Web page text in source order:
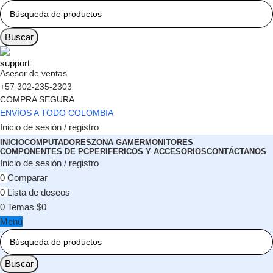
Buscar
Asesor de ventas
+57 302-235-2303
COMPRA SEGURA
ENVÍOS A TODO COLOMBIA
Inicio de sesión / registro
INICIOCOMPUTADORESZONA GAMERMONITORES
COMPONENTES DE PCPERIFERICOS Y ACCESORIOSCONTÁCTANOS
Inicio de sesión / registro
0 Comparar
0 Lista de deseos
0 Temas $0
Menú
Buscar